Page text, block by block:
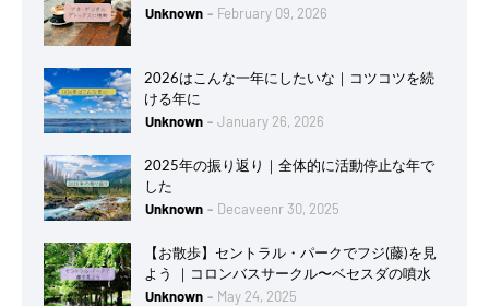
Unknown
February 09, 2026
2026はこんな一年にしたいな｜コツコツを続
ける年に
Unknown
January 26, 2026
2025年の振り返り｜全体的に活動停止な年で
した
Unknown
Decaveenr 30, 2025
【お散歩】セントラル・パークでフジ(藤)を見
よう ｜コロンバスサークル〜ベセスダの噴水
Unknown
May 24, 2025